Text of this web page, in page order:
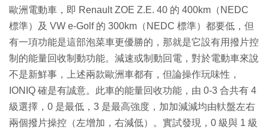
歐洲電動車，即 Renault ZOE Z.E. 40 的 400km（NEDC
標準）及 VW e-Golf 的 300km（NEDC 標準）都要低，但
有一項功能是這部泡菜車更優勝的，那就是它設有用撥片控
制的能量回收制動功能。減速或制動回電，對於電動車來說
不是新鮮事，上述兩款歐洲車都有，但論操作玩味性，
IONIQ 確是有誠意。此車的能量回收功能，由 0-3 合共有 4
級選擇，0 是最低，3 是最高強度，加加減減均由軑盤左右
兩個撥片操控（左增加，右減低）。實試發現，0 級與 1 級